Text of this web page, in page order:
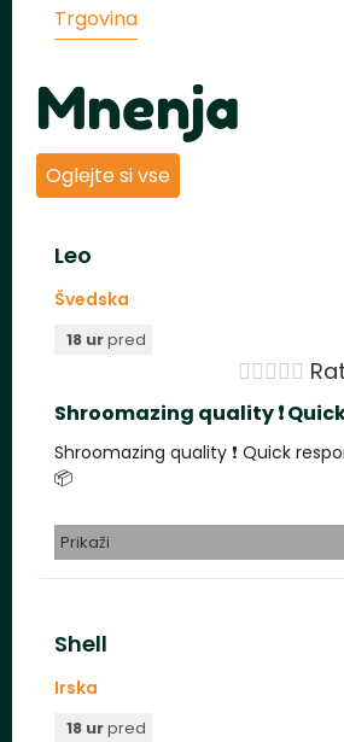
je
Trgovina
Mnenja
Oglejte si vse
Leo
Švedska
18 urpred

Shroomazing quality ❗️
Shroomazing quality ❗️ Quick
📦
Prikaži
Shell
Irska
18 urpred